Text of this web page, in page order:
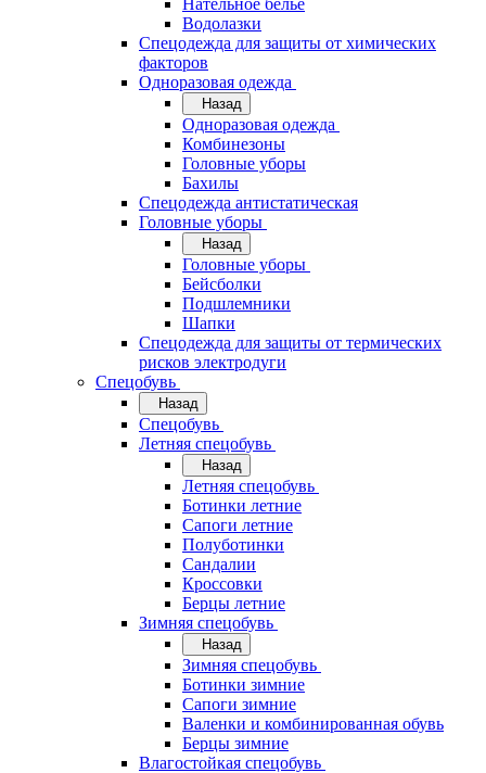
Нательное белье
Водолазки
Спецодежда для защиты от химических
факторов
Одноразовая одежда
Назад
Одноразовая одежда
Комбинезоны
Головные уборы
Бахилы
Спецодежда антистатическая
Головные уборы
Назад
Головные уборы
Бейсболки
Подшлемники
Шапки
Спецодежда для защиты от термических
рисков электродуги
Спецобувь
Назад
Спецобувь
Летняя спецобувь
Назад
Летняя спецобувь
Ботинки летние
Сапоги летние
Полуботинки
Сандалии
Кроссовки
Берцы летние
Зимняя спецобувь
Назад
Зимняя спецобувь
Ботинки зимние
Сапоги зимние
Валенки и комбинированная обувь
Берцы зимние
Влагостойкая спецобувь